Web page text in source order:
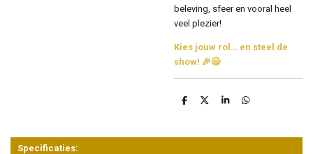
beleving, sfeer en vooral heel
veel plezier!
Kies jouw rol… en steel de
show! 🎉😄
D
n
D
S
e
D
n
Specificaties: